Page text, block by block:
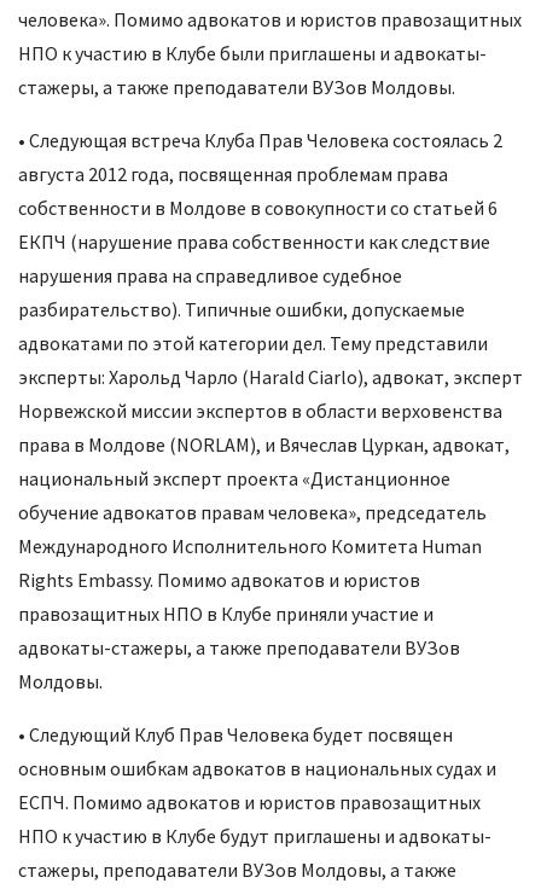
человека». Помимо адвокатов и юристов правозащитных
НПО к участию в Клубе были приглашены и адвокаты-
стажеры, а также преподаватели ВУЗов Молдовы.
• Следующая встреча Клуба Прав Человека состоялась 2
августа 2012 года, посвященная проблемам права
собственности в Молдове в совокупности со статьей 6
ЕКПЧ (нарушение права собственности как следствие
нарушения права на справедливое судебное
разбирательство). Типичные ошибки, допускаемые
адвокатами по этой категории дел. Тему представили
эксперты: Харольд Чарло (Harald Ciarlo), адвокат, эксперт
Норвежской миссии экспертов в области верховенства
права в Молдове (NORLAM), и Вячеслав Цуркан, адвокат,
национальный эксперт проекта «Дистанционное
обучение адвокатов правам человека», председатель
Международного Исполнительного Комитета Human
Rights Embassy. Помимо адвокатов и юристов
правозащитных НПО в Клубе приняли участие и
адвокаты-стажеры, а также преподаватели ВУЗов
Молдовы.
• Следующий Клуб Прав Человека будет посвящен
основным ошибкам адвокатов в национальных судах и
ЕСПЧ. Помимо адвокатов и юристов правозащитных
НПО к участию в Клубе будут приглашены и адвокаты-
стажеры, преподаватели ВУЗов Молдовы, а также